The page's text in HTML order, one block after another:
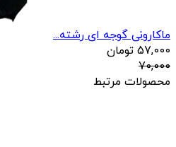
ماکارونی گوجه ای رشته...
57,000 تومان
70,000
محصولات مرتبط